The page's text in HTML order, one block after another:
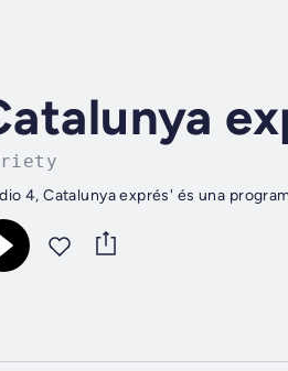
4, Catalunya exprés' és una